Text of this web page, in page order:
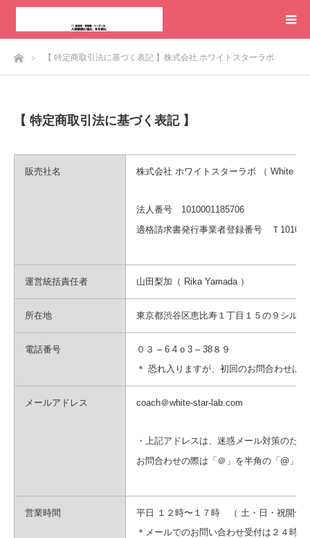
ホーム 【 特定商取引法に基づく表記 】株式会社 ホワイトスターラボ
【 特定商取引法に基づく表記 】
販売社名 株式会社 ホワイトスターラボ （ White
法人番号 1010001185706
適格請求書発行事業者登録番号
Ｔ
運営統括責任者 山田梨加（ Rika Yamada ）
所在地 東京都渋谷区恵比寿１丁目１５の９シルク
電話番号
０３ – 6 4 o 3 – 38８９
＊ 恐れ入りますが、初回のお問合わせは
メールアドレス coach＠white-star-lab.com
・上記アドレスは、迷惑メール対策のた
お問合わせの際は「＠」を半角の「@」
営業時間
平日 １２時〜１７時 （ 土・日・祝開催
＊メールでのお問い合わせ受付は２４時